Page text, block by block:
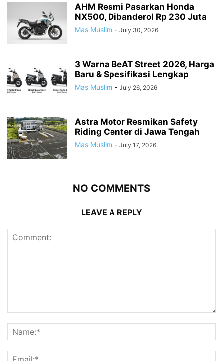
AHM Resmi Pasarkan Honda
NX500, Dibanderol Rp 230 Juta
Mas Muslim - July 30, 2026
3 Warna BeAT Street 2026, Harga
Baru & Spesifikasi Lengkap
Mas Muslim - July 26, 2026
Astra Motor Resmikan Safety
Riding Center di Jawa Tengah
Mas Muslim - July 17, 2026
NO COMMENTS
LEAVE A REPLY